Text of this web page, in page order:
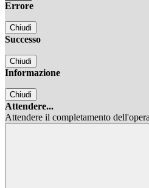
Errore
Chiudi
Successo
Chiudi
Informazione
Chiudi
Attendere...
Attendere il completamento